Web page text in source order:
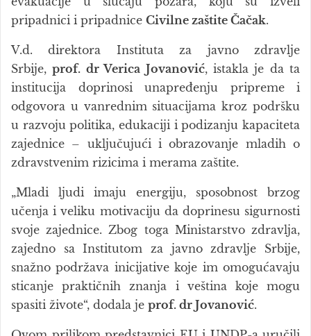
pripadnici i pripadnice Civilne zaštite Čačak.
V.d. direktora Instituta za javno zdravlje
Srbije,prof. dr Verica Jovanović, istakla je da ta
institucija doprinosi unapređenju pripreme i
odgovora u vanrednim situacijama kroz podršku
u razvoju politika, edukaciji i podizanju kapaciteta
zajednice – uključujući i obrazovanje mladih o
zdravstvenim rizicima i merama zaštite.
„Mladi ljudi imaju energiju, sposobnost brzog
učenja i veliku motivaciju da doprinesu sigurnosti
svoje zajednice. Zbog toga Ministarstvo zdravlja,
zajedno sa Institutom za javno zdravlje Srbije,
snažno podržava inicijative koje im omogućavaju
sticanje praktičnih znanja i veština koje mogu
spasiti živote“, dodala je prof. dr Jovanović.